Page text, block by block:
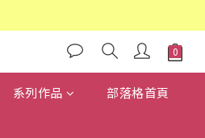
系列作品 部落格首頁